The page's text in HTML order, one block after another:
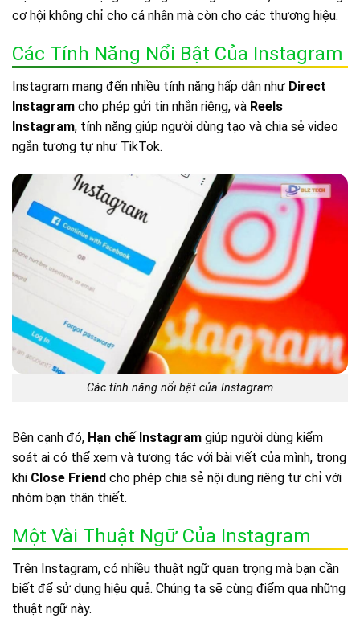
cơ hội không chỉ cho cá nhân mà còn cho các thương hiệu.
Các Tính Năng Nổi Bật Của Instagram
Instagram mang đến nhiều tính năng hấp dẫn như Direct
Instagram cho phép gửi tin nhắn riêng, và Reels
Instagram, tính năng giúp người dùng tạo và chia sẻ video
ngắn tương tự như TikTok.
Các tính năng nổi bật của Instagram
Bên cạnh đó, Hạn chế Instagram giúp người dùng kiểm
soát ai có thể xem và tương tác với bài viết của mình, trong
khi Close Friend cho phép chia sẻ nội dung riêng tư chỉ với
nhóm bạn thân thiết.
Một Vài Thuật Ngữ Của Instagram
Trên Instagram, có nhiều thuật ngữ quan trọng mà bạn cần
biết để sử dụng hiệu quả. Chúng ta sẽ cùng điểm qua những
thuật ngữ này.